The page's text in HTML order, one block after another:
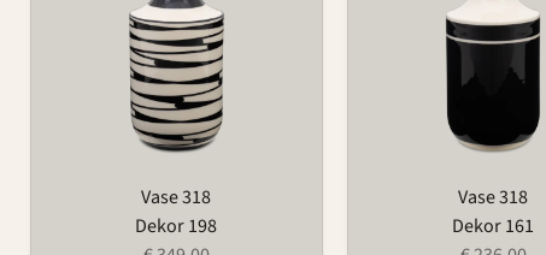
Vase 318
Dekor 198
Vase 318
Dekor 161